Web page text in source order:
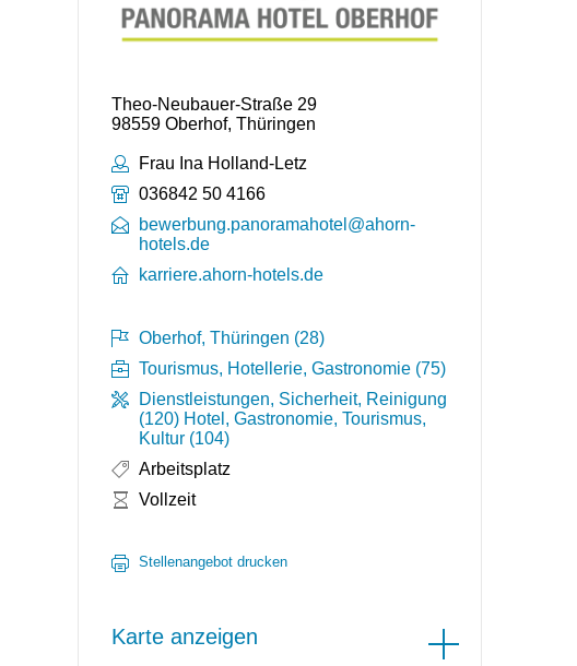
Theo-Neubauer-Straße 29
98559 Oberhof, Thüringen
Ansprechpartner:
Frau Ina Holland-Letz
Telefonnummer:
036842 50 4166
bewerbung.panoramahotel@ahorn-
hotels.de
karriere.ahorn-hotels.de
Oberhof, Thüringen (28)
Tourismus, Hotellerie, Gastronomie (75)
Dienstleistungen, Sicherheit, Reinigung
(120) Hotel, Gastronomie, Tourismus,
Kultur (104)
Arbeitsplatz
Arbeitszeit:
Vollzeit
Stellenangebot drucken
Karte anzeigen